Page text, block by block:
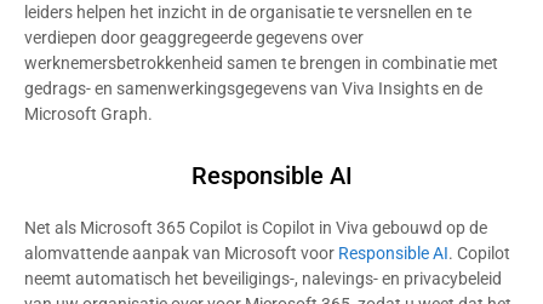
leiders helpen het inzicht in de organisatie te versnellen en te
verdiepen door geaggregeerde gegevens over
werknemersbetrokkenheid samen te brengen in combinatie met
gedrags- en samenwerkingsgegevens van Viva Insights en de
Microsoft Graph.
Responsible AI
Net als Microsoft 365 Copilot is Copilot in Viva gebouwd op de
alomvattende aanpak van Microsoft voor Responsible AI. Copilot
neemt automatisch het beveiligings-, nalevings- en privacybeleid